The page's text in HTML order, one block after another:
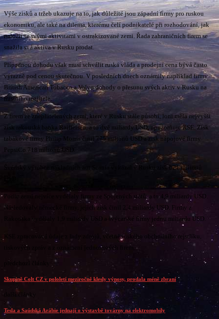
Výše zisků a tržeb ukazuje na to, jak důležité jsou západní firmy pro ruskou
ekonomiku, ale také na dilema, kterému čelí podnikatelé při rozhodování, jak
naložit se svými aktivitami v ostrakizované zemi. Řada zahraničních firem se
snažila svá aktiva v Rusku prodat.
Případnou dohodu však musí schválit ruská vláda a prodejní cena bývá často
výrazně pod cenou skutečnou. V posledních dnech oznámily například firmy
British American Tobacco a Volvo dohody o přesunu svých aktiv v Rusku na
místního majitele.
Z firem ze znepřátelených zemí, které v Rusku stále působí, loni měla nejvyšší
zisk rakouská banka Raiffeisen, a to dvě miliardy USD, upozorňuje KSE. Zisk
tabákové firmy Philip Morris činil 775 milionů USD a zisk nápojové firmy
PepsiCo 718 milionů USD.
Švédský výrobce nákladních aut Scania vykázal v Rusku zisk 621 milionů
Podle zemí nejvíce vydělaly firmy ze Spojených států, a to 4,9 miliardy USD.
Následovaly německé firmy, jejich zisk činil 2,4 miliardy USD. Firmy z
Rakouska vydělaly 1,9 miliardy USD a švýcarské firmy jednu miliardu USD.
KSE zpracovává údaje z řady zdrojů, včetně ruského obchodního rejstříku,
tiskových zpráv a z oznámení jednotlivých firem.
předchozí články
Skupině Colt CZ v pololetí meziročně klesly výnosy, prodala méně zbraní
další články
Tesla a Saúdská Arábie jednají o výstavbě továrny na elektromobily